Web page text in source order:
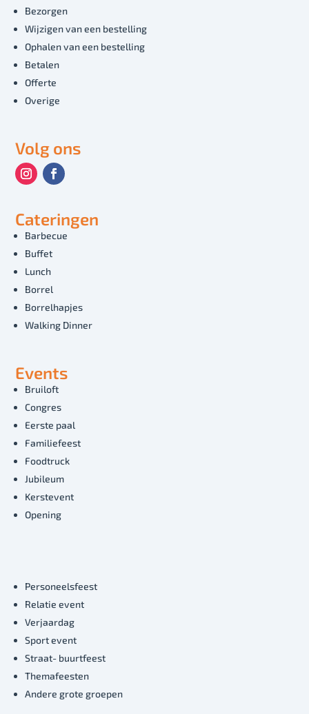
Bezorgen
Wijzigen van een bestelling
Ophalen van een bestelling
Betalen
Offerte
Overige
Volg ons
Cateringen
Barbecue
Buffet
Lunch
Borrel
Borrelhapjes
Walking Dinner
Events
Bruiloft
Congres
Eerste paal
Familiefeest
Foodtruck
Jubileum
Kerstevent
Opening
Personeelsfeest
Relatie event
Verjaardag
Sport event
Straat- buurtfeest
Themafeesten
Andere grote groepen